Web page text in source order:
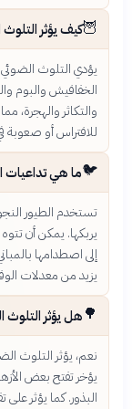
كيف يؤثر التلوث
يؤدي التلوث الضوئي إلى
الخفافيش والبوم
والتكاثر والهجرة، مما
للافتراس أو صعوبة في
ما هي تداعيات
تستخدم الطيور النجوم
يربكها. يمكن أن تتوه
إلى اصطدامها بالمباني
يزيد من معدلات الوفيات
هل يؤثر التلوث
نعم، يؤثر التلوث الضوئي
يؤخر تفتح بعض الأزهار أو
البذور. كما يؤثر على